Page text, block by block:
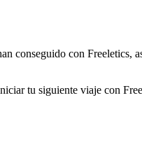
conseguido con Freeletics,
tu siguiente viaje con